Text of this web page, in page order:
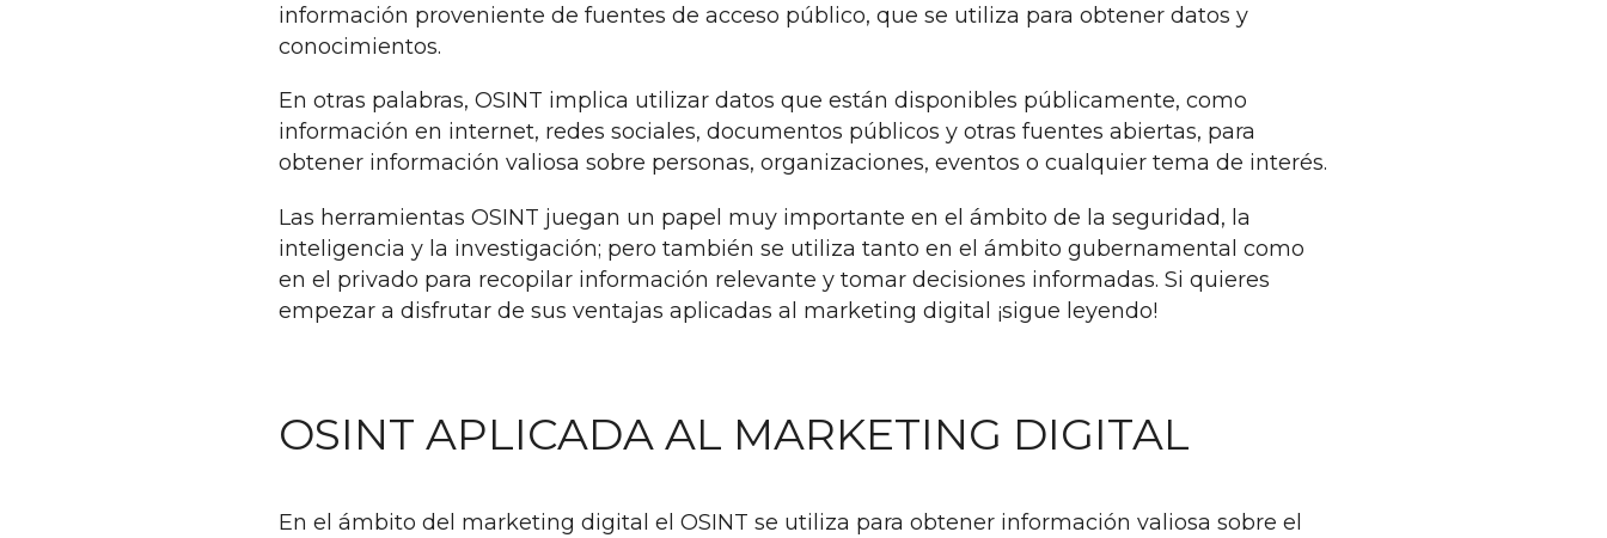
información proveniente de fuentes de acceso público, que se utiliza para obtener datos y
conocimientos.
En otras palabras, OSINT implica utilizar datos que están disponibles públicamente, como
información en internet, redes sociales, documentos públicos y otras fuentes abiertas, para
obtener información valiosa sobre personas, organizaciones, eventos o cualquier tema de interés.
Las herramientas OSINT juegan un papel muy importante en el ámbito de la seguridad, la
inteligencia y la investigación; pero también se utiliza tanto en el ámbito gubernamental como
en el privado para recopilar información relevante y tomar decisiones informadas. Si quieres
empezar a disfrutar de sus ventajas aplicadas al marketing digital ¡sigue leyendo!
OSINT APLICADA AL MARKETING DIGITAL
En el ámbito del marketing digital el OSINT se utiliza para obtener información valiosa sobre el